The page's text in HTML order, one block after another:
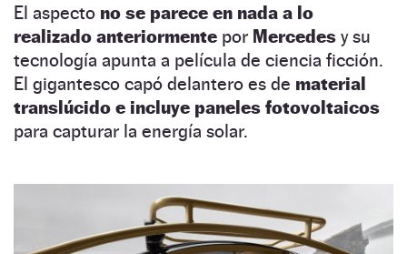
El aspecto no se parece en nada a lo
realizado anteriormente por Mercedes y su
tecnología apunta a película de ciencia ficción.
El gigantesco capó delantero es de material
translúcido e incluye paneles fotovoltaicos
para capturar la energía solar.